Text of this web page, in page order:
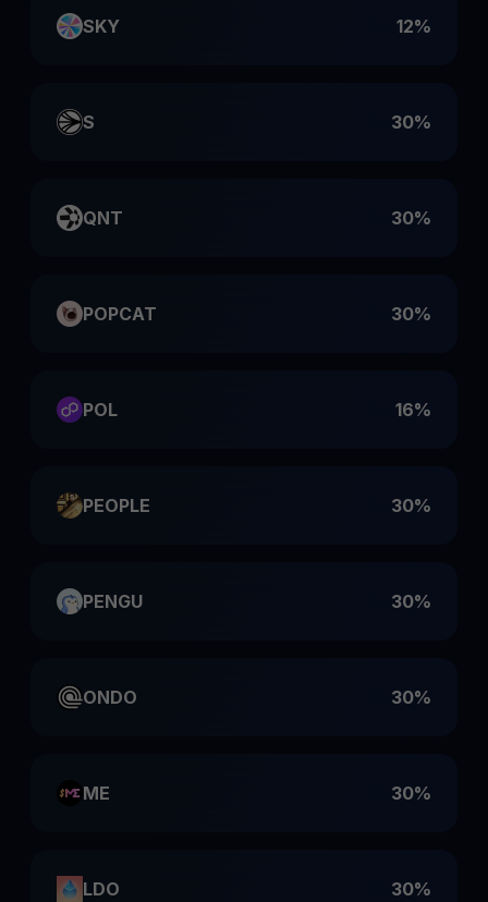
SKY 12%
S 30%
QNT 30%
POPCAT 30%
POL 16%
PEOPLE 30%
PENGU 30%
ONDO 30%
ME 30%
LDO 30%